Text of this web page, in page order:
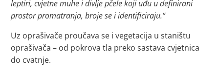
leptiri, cvjetne muhe i divlje pčele koji uđu u definirani
prostor promatranja, broje se i identificiraju.“
Uz oprašivače proučava se i vegetacija u staništu
oprašivača – od pokrova tla preko sastava cvjetnica
do cvatnje.